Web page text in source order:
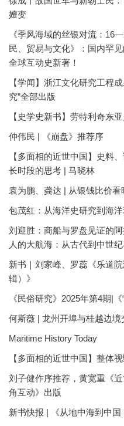
嬗变
《季风海域的丝银对流：
民、贸易与文化》：国内罕
全球互动史新著！
【学闻】浙江文化研究工程
究”全部出版
【史学史新书】劳特利奇东
仲伟民 | 《崩盘》推荐序
【多面相的近世中国】史料
长时段的思考 | 马晓林
袁为鹏、龚达 | 从银钱比价
包茂红：从海洋史研究到海
刘迎胜：商船与罗盘见证的
人的大航海：从古代到中世纪
新书｜刘家峰、罗蕊《乐道
辑）》
《民俗研究》2025年第4期|
何斯薇 | 龙州开埠与桂越边
Maritime History Today
【多面相的近世中国】整体
刘子健作序推荐，黄宽重《
角互动》出版
新书快报 | 《从地中海到中